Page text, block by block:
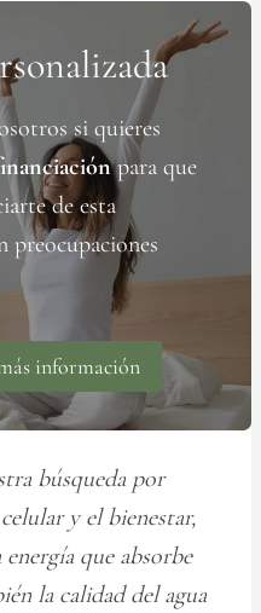
si quieres
para que
de esta
preocupaciones
información
búsqueda por
y el bienestar,
que absorbe
la calidad del agua